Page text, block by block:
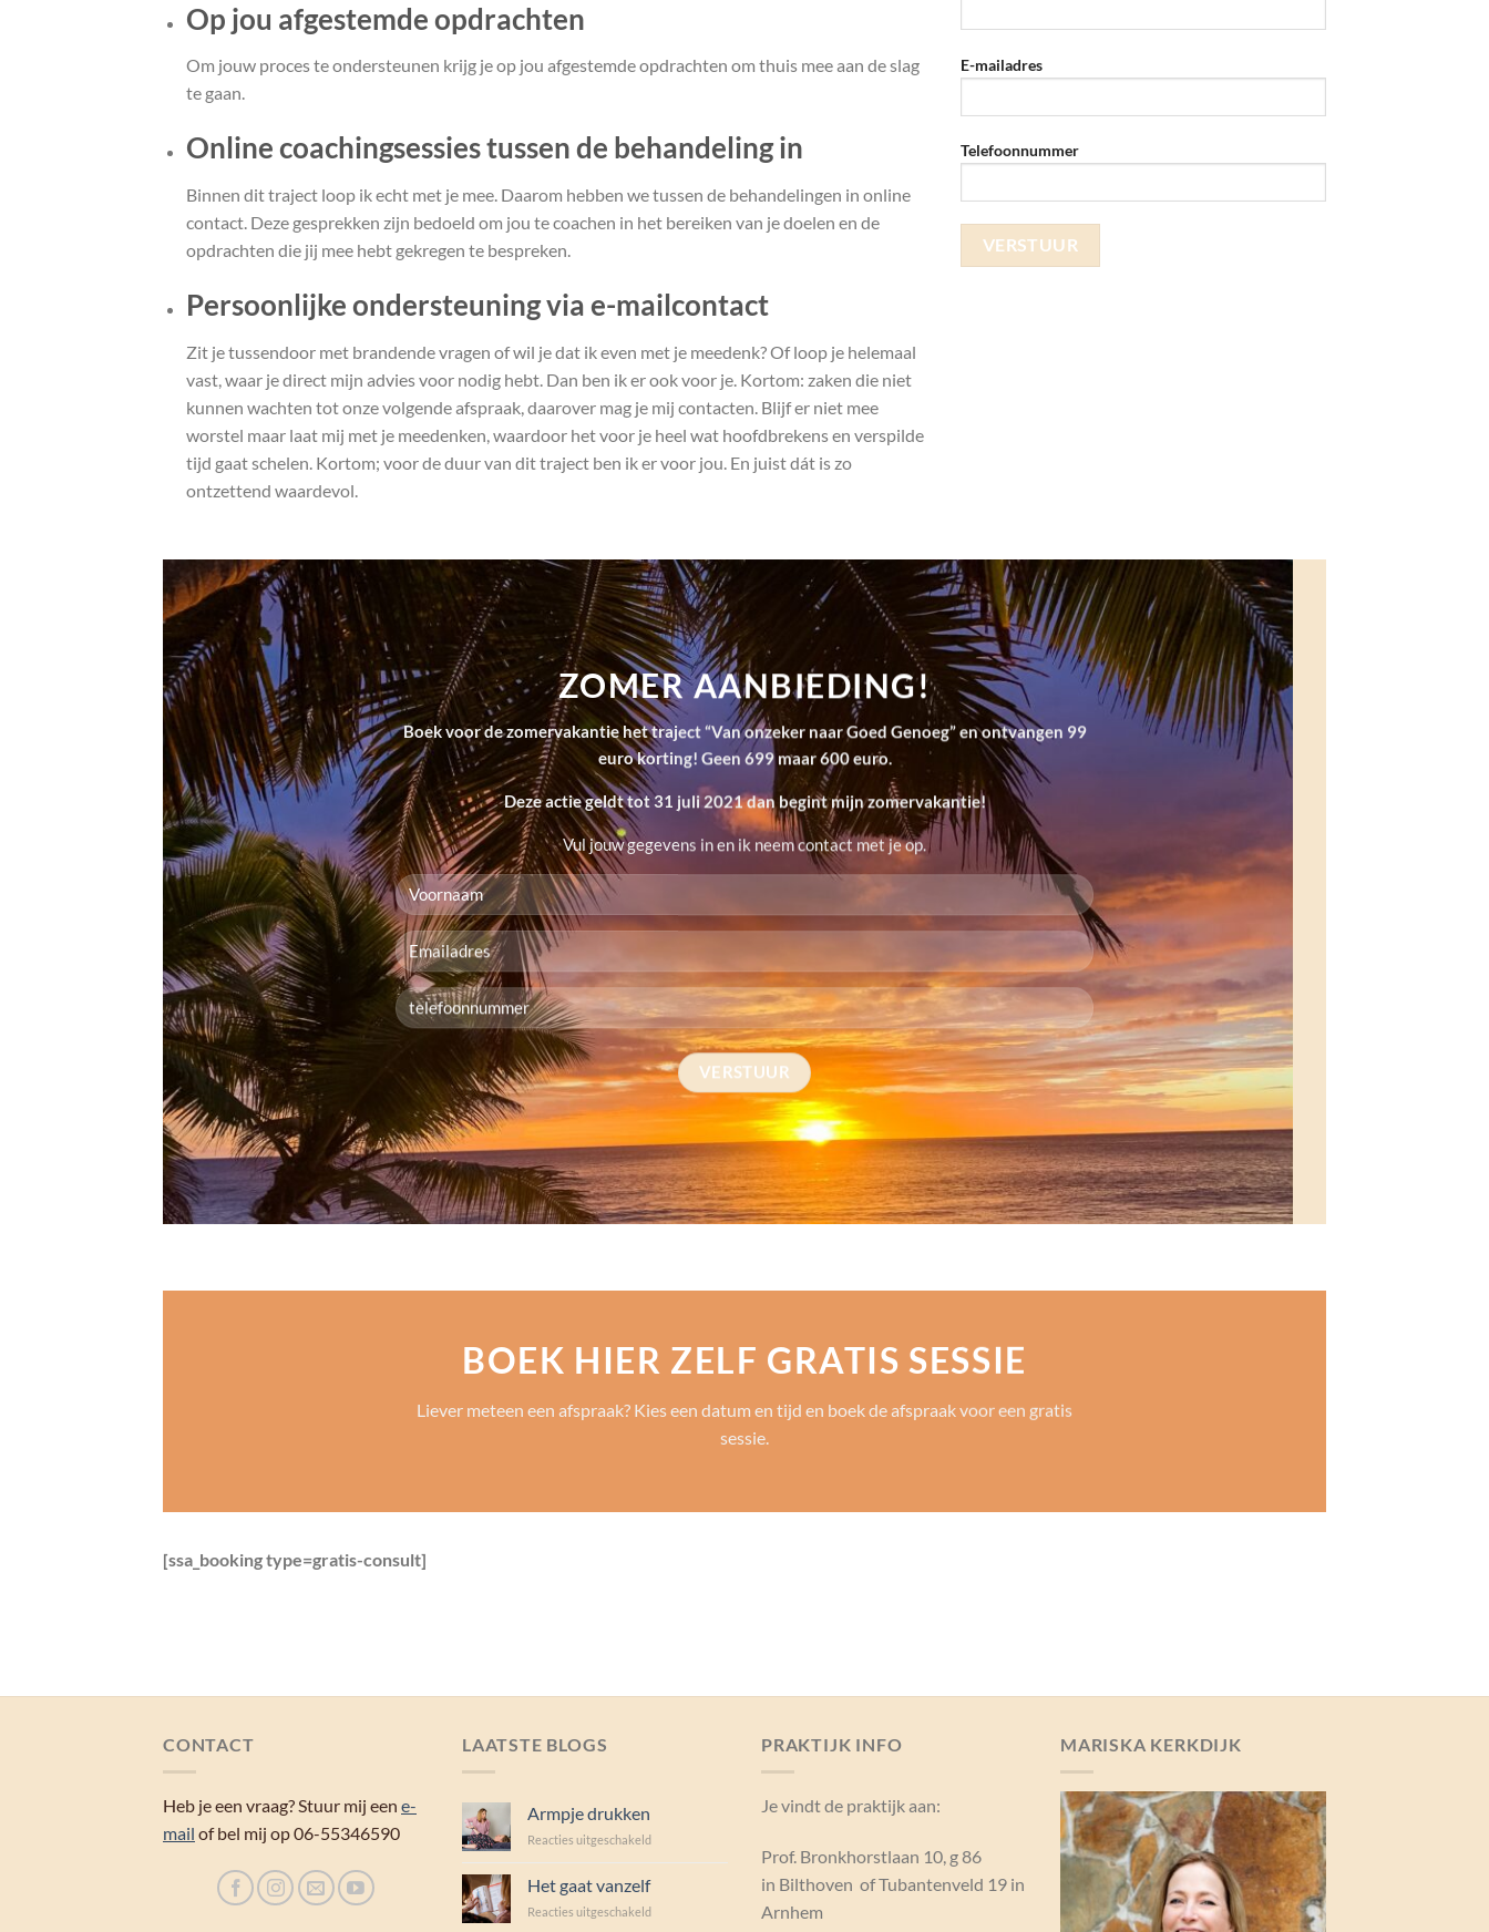
Op jou afgestemde opdrachten
Om jouw proces te ondersteunen krijg je op jou afgestemde opdrachten om thuis mee aan de slag
te gaan.
Online coachingsessies tussen de behandeling in
Binnen dit traject loop ik echt met je mee. Daarom hebben we tussen de behandelingen in online
contact. Deze gesprekken zijn bedoeld om jou te coachen in het bereiken van je doelen en de
opdrachten die jij mee hebt gekregen te bespreken.
Persoonlijke ondersteuning via e-mailcontact
Zit je tussendoor met brandende vragen of wil je dat ik even met je meedenk? Of loop je helemaal
vast, waar je direct mijn advies voor nodig hebt. Dan ben ik er ook voor je. Kortom: zaken die niet
kunnen wachten tot onze volgende afspraak, daarover mag je mij contacten. Blijf er niet mee
worstel maar laat mij met je meedenken, waardoor het voor je heel wat hoofdbrekens en verspilde
tijd gaat schelen. Kortom; voor de duur van dit traject ben ik er voor jou. En juist dát is zo
ontzettend waardevol.
E-mailadres
Telefoonnummer
ZOMER AANBIEDING!
Boek voor de zomervakantie het traject “Van onzeker naar Goed Genoeg” en ontvangen 99
euro korting! Geen 699 maar 600 euro.
Deze actie geldt tot 31 juli 2021 dan begint mijn zomervakantie!
Vul jouw gegevens in en ik neem contact met je op.
BOEK HIER ZELF GRATIS SESSIE
Liever meteen een afspraak? Kies een datum en tijd en boek de afspraak voor een gratis
sessie.
[ssa_booking type=gratis-consult]
CONTACT
Heb je een vraag? Stuur mij een e-
mail of bel mij op 06-55346590
LAATSTE BLOGS
Armpje drukken
Reacties uitgeschakeldvoor
Het gaat vanzelf
Reacties uitgeschakeldvoor
PRAKTIJK INFO
Je vindt de praktijk aan:
Prof. Bronkhorstlaan 10, g 86
in Bilthoven of Tubantenveld 19 in
Arnhem
MARISKA KERKDIJK